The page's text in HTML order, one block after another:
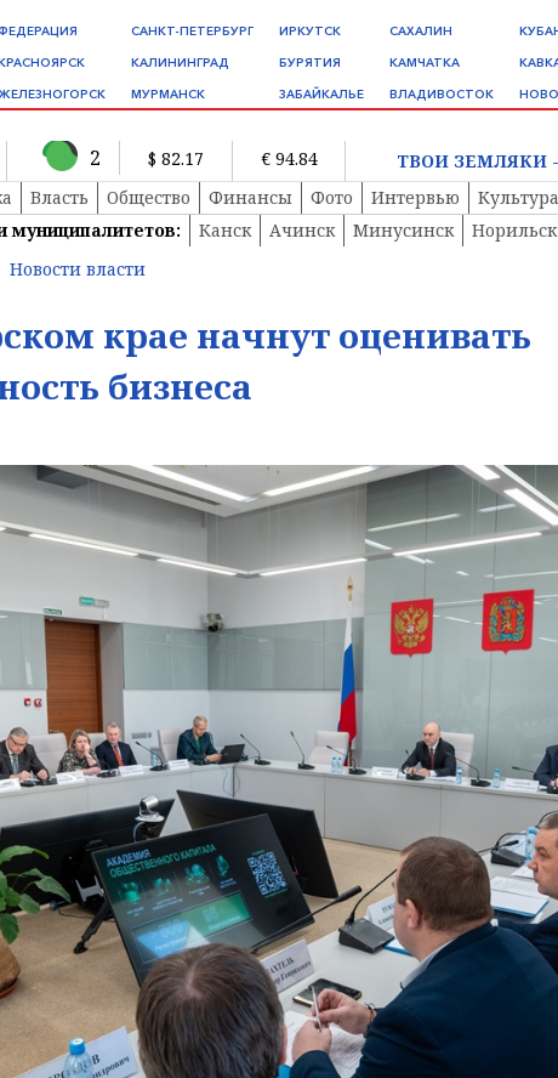
САНКТ-ПЕТЕРБУРГ
КАЛИНИНГРАД
МУРМАНСК
ИРКУТСК
БУРЯТИЯ
ЗАБАЙКАЛЬЕ
САХАЛИН
КАМЧАТКА
ВЛАДИВОСТОК
2 $ 82.17 € 94.84
ТВОИ ЗЕМЛЯКИ
Власть Общество Финансы Фото Интервью Культура
муниципалитетов:
Канск Ачинск Минусинск Норильск
Новости власти
крае начнут оценивать
бизнеса